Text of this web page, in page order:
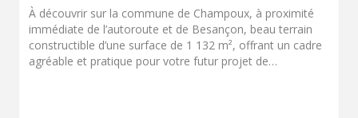
À découvrir sur la commune de Champoux, à proximité
immédiate de l’autoroute et de Besançon, beau terrain
constructible d’une surface de 1 132 m², offrant un cadre
agréable et pratique pour votre futur projet de